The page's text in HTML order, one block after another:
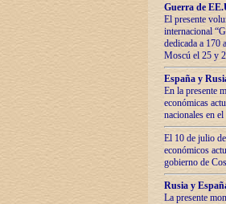
Guerra de
El presente
internacional
dedicada a 170
Moscú el 25 y
España y
En la presente
económicas
nacionales en
El 10 de julio
económicos
gobierno de
Rusia y
La presente